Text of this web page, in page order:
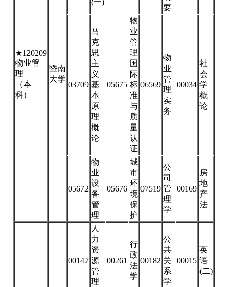
★120209
物业管
理
（本
科）
暨南
大学
(一)
要
03709
马
克
思
主
义
基
本
原
理
概
论
05675
物
业
管
理
国
际
标
准
与
质
量
认
证
06569
物
业
管
理
实
务
00034
社
会
学
概
论
05672
物
业
设
备
管
理
05676
城
市
环
境
保
护
07519
公
司
管
理
学
00169
房
地
产
法
00147
人
力
资
源
管
理
00261
行
政
法
学
00182
公
共
关
系
学
00015
英
语
(二)